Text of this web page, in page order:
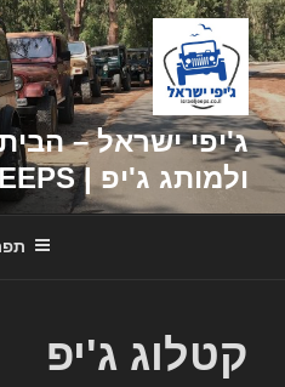
דילוג
לתוכן
ג'יפי ישראל –
ולמותג ג'יפ | ISRAEL JEEPS
קטלוג ג'יפ